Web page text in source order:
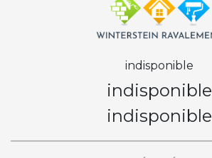
indisponible
indisponible
indisponible